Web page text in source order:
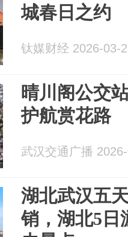
城春日之约
钛媒财经 2026-03-
晴川阁公交
护航赏花路
武汉交通广播
湖北武汉五
销，湖北5日